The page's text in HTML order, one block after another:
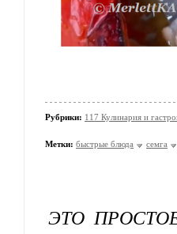
Рубрики: 117 Кулинария и
Метки: быстрые блюда семга
ЭТО